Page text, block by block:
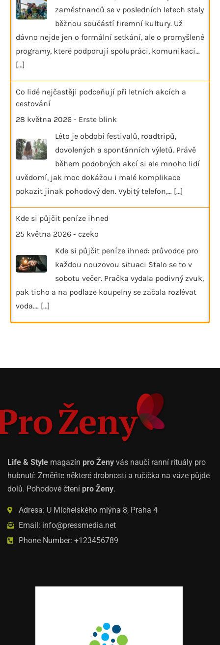
zaměstnanců se v posledních letech staly
běžnou součástí firemní kultury. Už
dávno nejde jen o formální setkání, ale o promyšlené
programy, které podporují spolupráci, komunikaci…
[...]
Co lidé nejčastěji podceňují při letních akcích a
cestování
28 května 2026 - Erste blink
Léto je období festivalů, roadtripů,
dovolených a spontánních výletů. Právě
během podobných akcí si ale mnoho lidí
uvědomí, jak moc dokážou i malé komplikace
pokazit jinak pohodový den. Vybitý telefon,… [...]
Kde si půjčit peníze ihned
25 května 2026 - czeko
Kde si půjčit peníze ihned: průvodce pro
každou nouzovou situaci Stalo se to v
sobotu večer. Pračka vydala podivný zvuk,
pak ticho a na podlaze koupelny se začala rozlévat
voda.… [...]
Life & Style magazín pro Ženy vás naučí ranní rituály pro
hubnutí: Změňte některé drobnosti a ručička na váze půjde
dolů. Pohodové čtení pro Ženy.
Adresa: U Michelského mlýna 8, Praha 4
Email: info@pressmedia.net
Phone Number: +123456789